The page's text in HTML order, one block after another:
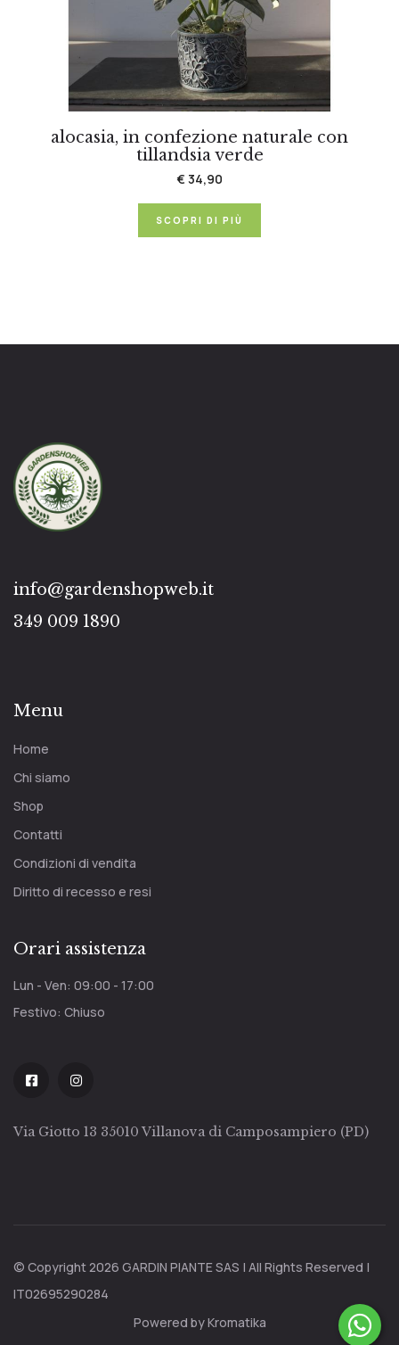
alocasia, in confezione naturale con
tillandsia verde
€ 34,90
SCOPRI DI PIÙ
info@gardenshopweb.it
349 009 1890
Menu
Home
Chi siamo
Shop
Contatti
Condizioni di vendita
Diritto di recesso e resi
Orari assistenza
Lun - Ven: 09:00 - 17:00
Festivo: Chiuso
Via Giotto 13 35010 Villanova di Camposampiero (PD)
© Copyright 2026 GARDIN PIANTE SAS | All Rights Reserved |
IT02695290284
Powered by Kromatika